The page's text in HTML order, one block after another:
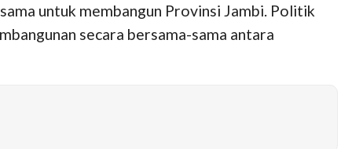
untuk membangun Provinsi Jambi. Politik
secara bersama-sama antara